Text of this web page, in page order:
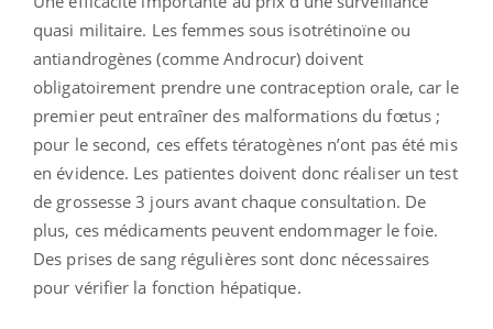
quasi militaire. Les femmes sous isotrétinoïne ou
antiandrogènes (comme Androcur) doivent
obligatoirement prendre une contraception orale, car le
premier peut entraîner des malformations du fœtus ;
pour le second, ces effets tératogènes n’ont pas été mis
en évidence. Les patientes doivent donc réaliser un test
de grossesse 3 jours avant chaque consultation. De
plus, ces médicaments peuvent endommager le foie.
Des prises de sang régulières sont donc nécessaires
pour vérifier la fonction hépatique.